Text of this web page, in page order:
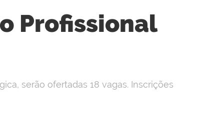
Profissional
serão ofertadas 18 vagas. Inscrições